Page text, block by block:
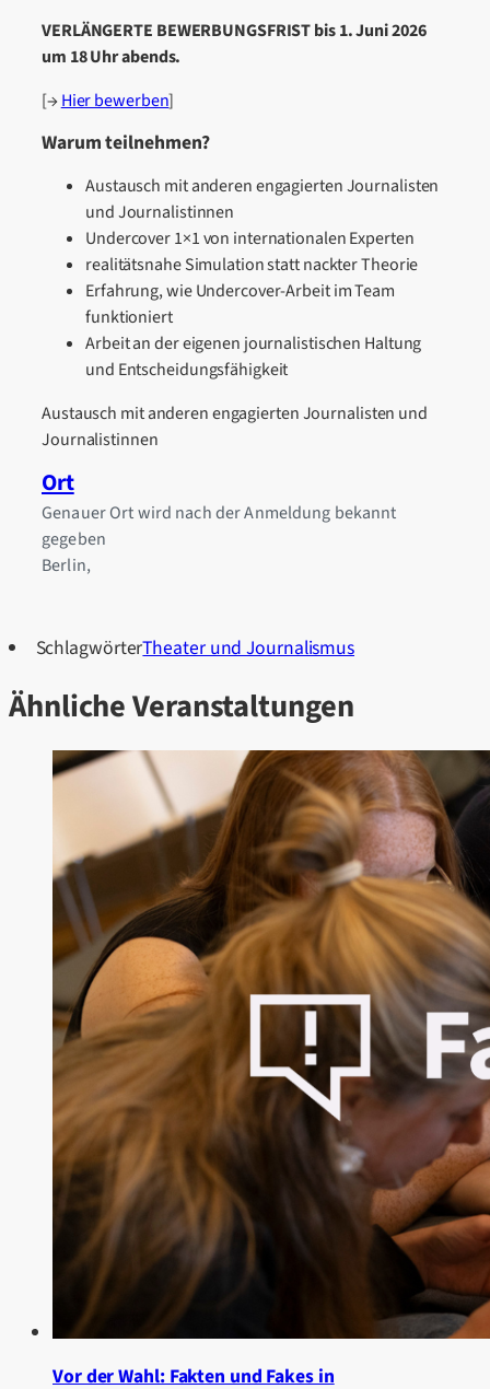
VERLÄNGERTE BEWERBUNGSFRIST bis 1. Juni 2026
um 18 Uhr abends.
[→Hier bewerben]
Warum teilnehmen?
Austausch mit anderen engagierten Journalisten
und Journalistinnen
Undercover 1×1 von internationalen Experten
realitätsnahe Simulation statt nackter Theorie
Erfahrung, wie Undercover-Arbeit im Team
funktioniert
Arbeit an der eigenen journalistischen Haltung
und Entscheidungsfähigkeit
Austausch mit anderen engagierten Journalisten und
Journalistinnen
Ort
Genauer Ort wird nach der Anmeldung bekannt
gegeben
Berlin,
SchlagwörterTheater und Journalismus
Ähnliche Veranstaltungen
Vor der Wahl: Fakten und Fakes in